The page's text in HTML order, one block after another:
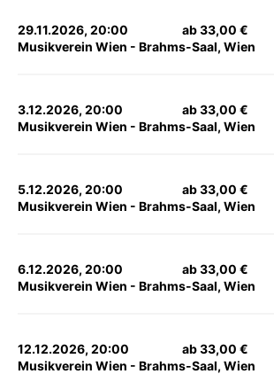
29.11.2026, 20:00
Musikverein Wien - Brahms-Saal, Wien
ab 33,00 €
3.12.2026, 20:00
Musikverein Wien - Brahms-Saal, Wien
ab 33,00 €
5.12.2026, 20:00
Musikverein Wien - Brahms-Saal, Wien
ab 33,00 €
6.12.2026, 20:00
Musikverein Wien - Brahms-Saal, Wien
ab 33,00 €
12.12.2026, 20:00
Musikverein Wien - Brahms-Saal, Wien
ab 33,00 €